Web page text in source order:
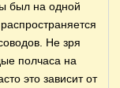
был на одной
Не зря
полчаса на
это зависит от